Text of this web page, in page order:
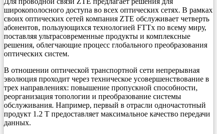
широкополосного доступа во всех оптических сетях. В рамках
своих оптических сетей компания ZTE обслуживает четверть
абонентов, пользующихся технологией FTTx по всему миру,
поставляя ультрасовременные продукты и комплексные
решения, облегчающие процесс глобального преобразования
оптических систем.
В отношении оптической транспортной сети непрерывная
эволюция проходит через техническое усовершенствование в
трех направлениях: повышение пропускной способности,
реорганизация топологии и преобразование системы
обслуживания. Например, первый в отрасли одночастотный
продукт 1.2 T предоставляет максимальное качество передачи
данных.